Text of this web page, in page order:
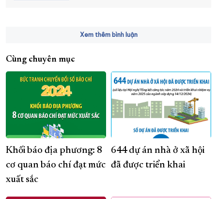
Xem thêm bình luận
Cùng chuyên mục
Khối báo địa phương: 8
cơ quan báo chí đạt mức
xuất sắc
644 dự án nhà ở xã hội
đã được triển khai